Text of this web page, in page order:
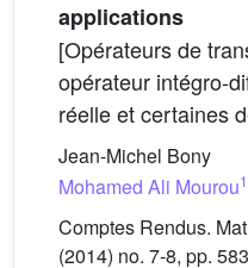
applications
[Opérateurs de
opérateur intégro-
réelle et certaines
Jean-Michel Bony
Mohamed Ali Mourou1
Comptes Rendus.
(2014) no. 7-8, pp.